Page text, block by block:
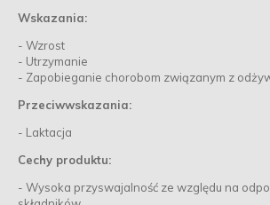
Wskazania:
- Wzrost
- Utrzymanie
- Zapobieganie chorobom związanym z
Przeciwwskazania:
- Laktacja
Cechy produktu:
- Wysoka przyswajalność ze względu na